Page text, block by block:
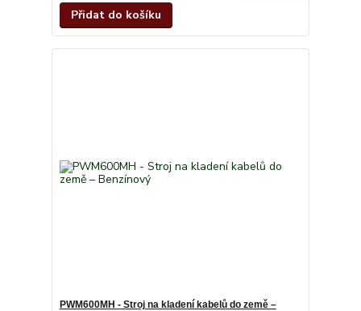
Přidat do košíku
PWM600MH - Stroj na kladení kabelů do země –